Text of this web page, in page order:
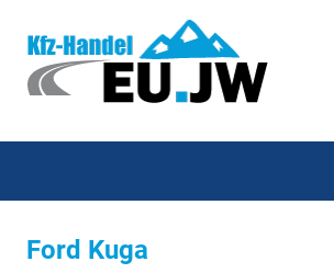
Ford Kuga